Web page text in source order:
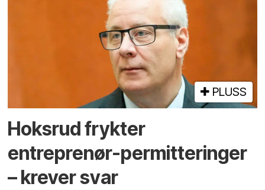
PLUSS
Hoksrud frykter
entreprenør-permitteringer
– krever svar